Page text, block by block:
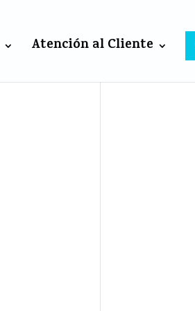
Atención al Cliente